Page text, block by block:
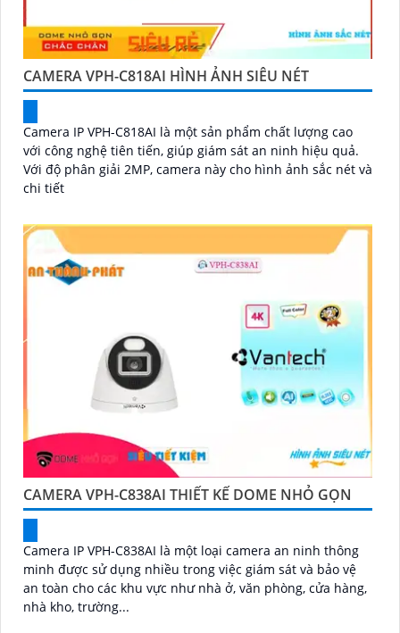
CAMERA VPH-C818AI HÌNH ẢNH SIÊU NÉT
Camera IP VPH-C818AI là một sản phẩm chất lượng cao
với công nghệ tiên tiến, giúp giám sát an ninh hiệu quả.
Với độ phân giải 2MP, camera này cho hình ảnh sắc nét và
chi tiết
CAMERA VPH-C838AI THIẾT KẾ DOME NHỎ GỌN
Camera IP VPH-C838AI là một loại camera an ninh thông
minh được sử dụng nhiều trong việc giám sát và bảo vệ
an toàn cho các khu vực như nhà ở, văn phòng, cửa hàng,
nhà kho, trường...